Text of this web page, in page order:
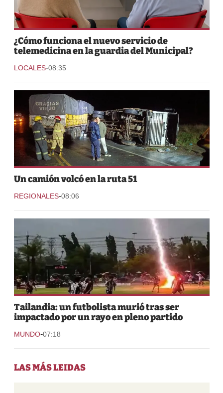
¿Cómo funciona el nuevo servicio de
telemedicina en la guardia del Municipal?
LOCALES-08:35
Un camión volcó en la ruta 51
REGIONALES-08:06
Tailandia: un futbolista murió tras ser
impactado por un rayo en pleno partido
MUNDO-07:18
LAS MÁS LEIDAS